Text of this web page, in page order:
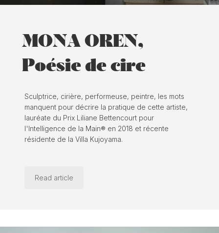
MONA OREN,
Poésie de cire
Sculptrice, cirière, performeuse, peintre, les mots
manquent pour décrire la pratique de cette artiste,
lauréate du Prix Liliane Bettencourt pour
l'Intelligence de la Main® en 2018 et récente
résidente de la Villa Kujoyama.
Read article